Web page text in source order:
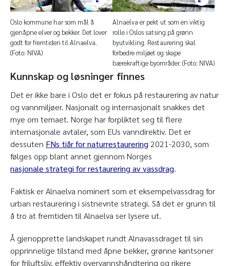
Oslo kommune har som mål å
gjenåpne elver og bekker. Det lover
godt for fremtiden til Alnaelva.
(Foto: NIVA)
Alnaelva er pekt ut som en viktig
rolle i Oslos satsing på grønn
byutvikling. Restaurering skal
forbedre miljøet og skape
bærekraftige byområder. (Foto: NIVA)
Kunnskap og løsninger finnes
Det er ikke bare i Oslo det er fokus på restaurering av natur
og vannmiljøer. Nasjonalt og internasjonalt snakkes det
mye om temaet. Norge har forpliktet seg til flere
internasjonale avtaler, som EUs vanndirektiv. Det er
dessuten FNs tiår for naturrestaurering 2021-2030, som
følges opp blant annet gjennom Norges
nasjonale strategi for restaurering av vassdrag.
Faktisk er Alnaelva nominert som et eksempelvassdrag for
urban restaurering i sistnevnte strategi. Så det er grunn til
å tro at fremtiden til Alnaelva ser lysere ut.
Å gjenopprette landskapet rundt Alnavassdraget til sin
opprinnelige tilstand med åpne bekker, grønne kantsoner
for friluftsliv, effektiv overvannshåndtering og rikere